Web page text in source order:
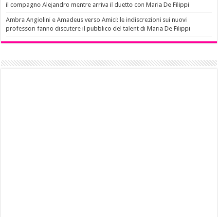
il compagno Alejandro mentre arriva il duetto con Maria De Filippi
Ambra Angiolini e Amadeus verso Amici: le indiscrezioni sui nuovi
professori fanno discutere il pubblico del talent di Maria De Filippi